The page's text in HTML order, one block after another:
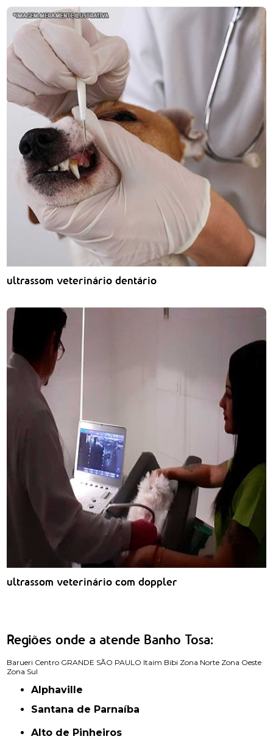
ultrassom veterinário dentário
ultrassom veterinário com doppler
Regiões onde a atende Banho Tosa:
Barueri Centro GRANDE SÃO PAULO Itaim Bibi Zona Norte Zona Oeste
Zona Sul
Alphaville
Santana de Parnaíba
Alto de Pinheiros